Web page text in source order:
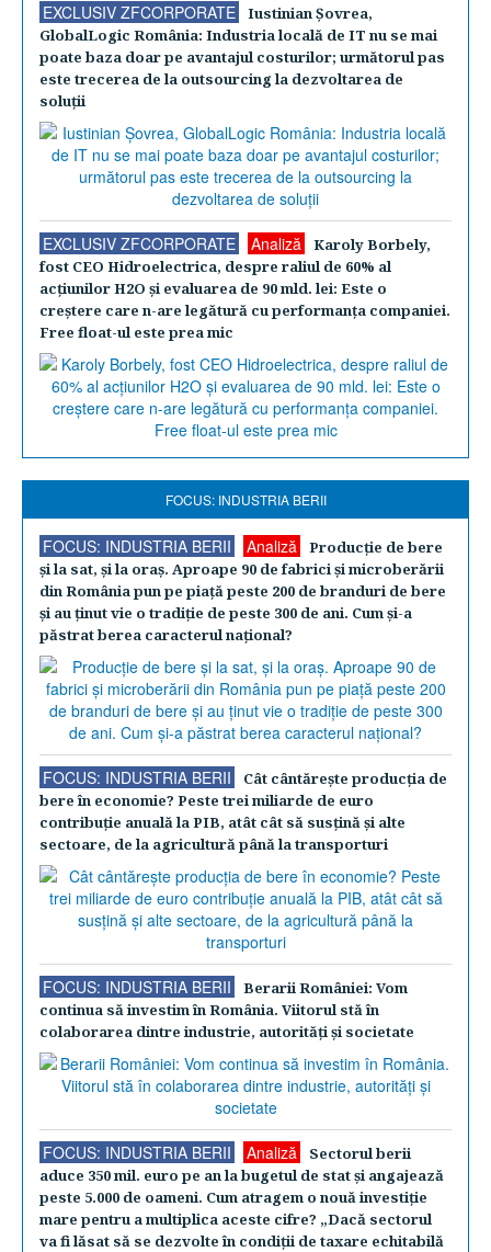
EXCLUSIV ZFCORPORATE
Iustinian Şovrea,
GlobalLogic România: Industria locală de IT nu se mai
poate baza doar pe avantajul costurilor; următorul pas
este trecerea de la outsourcing la dezvoltarea de
soluţii
EXCLUSIV ZFCORPORATE Analiză
Karoly Borbely,
fost CEO Hidroelectrica, despre raliul de 60% al
acţiunilor H2O şi evaluarea de 90 mld. lei: Este o
creştere care n-are legătură cu performanţa companiei.
Free float-ul este prea mic
FOCUS: INDUSTRIA BERII
FOCUS: INDUSTRIA BERII Analiză
Producţie de bere
şi la sat, şi la oraş. Aproape 90 de fabrici şi microberării
din România pun pe piaţă peste 200 de branduri de bere
şi au ţinut vie o tradiţie de peste 300 de ani. Cum şi-a
păstrat berea caracterul naţional?
FOCUS: INDUSTRIA BERII
Cât cântăreşte producţia de
bere în economie? Peste trei miliarde de euro
contribuţie anuală la PIB, atât cât să susţină şi alte
sectoare, de la agricultură până la transporturi
FOCUS: INDUSTRIA BERII
Berarii României: Vom
continua să investim în România. Viitorul stă în
colaborarea dintre industrie, autorităţi şi societate
FOCUS: INDUSTRIA BERII Analiză
Sectorul berii
aduce 350 mil. euro pe an la bugetul de stat şi angajează
peste 5.000 de oameni. Cum atragem o nouă investiţie
mare pentru a multiplica aceste cifre? „Dacă sectorul
va fi lăsat să se dezvolte în condiţii de taxare echitabilă